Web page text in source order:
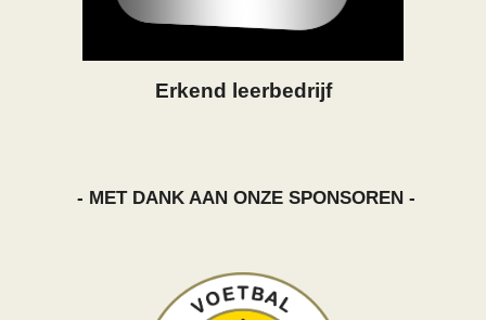
Erkend leerbedrijf
- MET DANK AAN ONZE SPONSOREN -